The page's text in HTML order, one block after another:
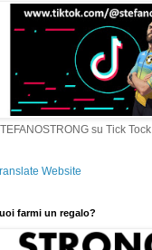
su Tick Tock
Website
farmi un regalo?